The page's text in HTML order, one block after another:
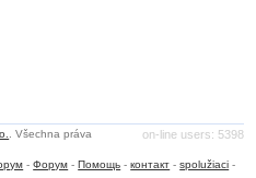
on-line users: 5398
. Všechna práva
-Форум -Помощь -контакт -spolužiaci -